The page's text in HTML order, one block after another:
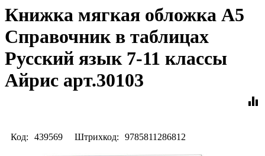
Книжка мягкая обложка А5
Справочник в таблицах
Русский язык 7-11 классы
Айрис арт.30103
equalizer
Код: 439569 Штрихкод: 9785811286812